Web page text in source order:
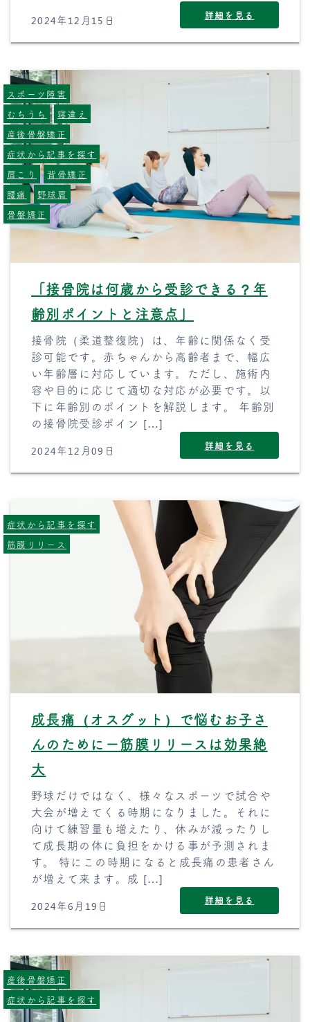
2024年12月15日 詳細を見る
「接骨院は何歳から受診できる？年
齢別ポイントと注意点」
接骨院（柔道整復院）は、年齢に関係なく受
診可能です。赤ちゃんから高齢者まで、幅広
い年齢層に対応しています。ただし、施術内
容や目的に応じて適切な対応が必要です。以
下に年齢別のポイントを解説します。 年齢別
の接骨院受診ポイン […]
2024年12月09日 詳細を見る
スポーツ障害
むちうち
寝違え
産後骨盤矯正
症状から記事を探す
肩こり
背骨矯正
腰痛
野球肩
骨盤矯正
成長痛（オスグット）で悩むお子さ
んのためにー筋膜リリースは効果絶
大
野球だけではなく、様々なスポーツで試合や
大会が増えてくる時期になりました。それに
向けて練習量も増えたり、休みが減ったりし
て成長期の体に負担をかける事が予測されま
す。 特にこの時期になると成長痛の患者さん
が増えて来ます。成 […]
2024年6月19日 詳細を見る
症状から記事を探す
筋膜リリース
産後骨盤矯正
症状から記事を探す